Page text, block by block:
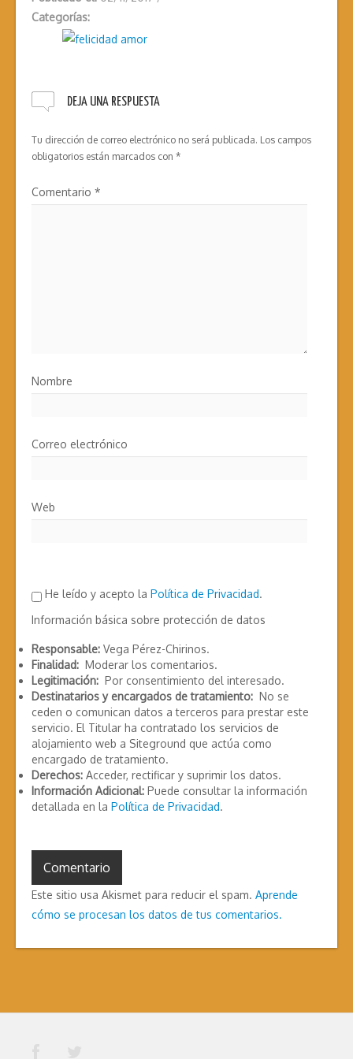
Categorías:
DEJA UNA RESPUESTA
Tu dirección de correo electrónico no será publicada. Los campos
obligatorios están marcados con *
Comentario *
Nombre
Correo electrónico
Web
He leído y acepto la Política de Privacidad.
Información básica sobre protección de datos
Responsable: Vega Pérez-Chirinos.
Finalidad: Moderar los comentarios.
Legitimación: Por consentimiento del interesado.
Destinatarios y encargados de tratamiento: No se
ceden o comunican datos a terceros para prestar este
servicio. El Titular ha contratado los servicios de
alojamiento web a Siteground que actúa como
encargado de tratamiento.
Derechos: Acceder, rectificar y suprimir los datos.
Información Adicional: Puede consultar la información
detallada en la Política de Privacidad.
Este sitio usa Akismet para reducir el spam. Aprende
cómo se procesan los datos de tus comentarios.